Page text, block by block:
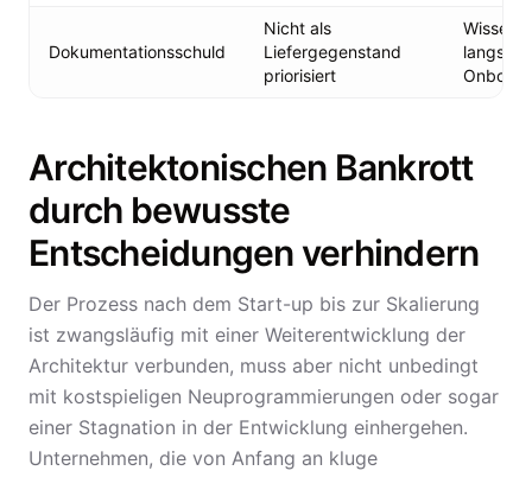
Dokumentationsschuld
Nicht als
Liefergegenstand
priorisiert
Architektonischen Bankrott
durch bewusste
Entscheidungen verhindern
Der Prozess nach dem Start-up bis zur Skalierung
ist zwangsläufig mit einer Weiterentwicklung der
Architektur verbunden, muss aber nicht unbedingt
mit kostspieligen Neuprogrammierungen oder sogar
einer Stagnation in der Entwicklung einhergehen.
Unternehmen, die von Anfang an kluge